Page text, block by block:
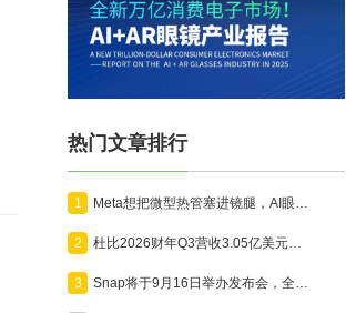
热门文章排行
1
2
3